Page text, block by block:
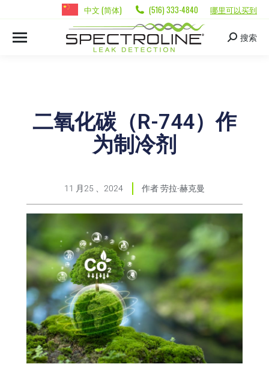
中文 (简体) (516) 333-4840 哪里可以买到
搜索
二氧化碳（R-744）作
为制冷剂
11 月25 、2024 作者劳拉-赫克曼